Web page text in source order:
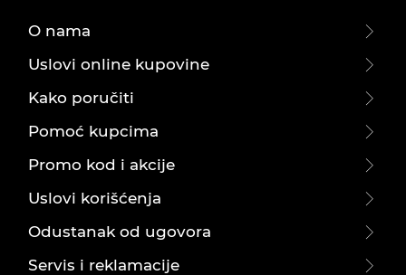
O nama
Uslovi online kupovine
Kako poručiti
Pomoć kupcima
Promo kod i akcije
Uslovi korišćenja
Odustanak od ugovora
Servis i reklamacije